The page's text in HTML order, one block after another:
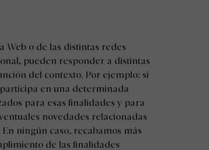
Web o de las distintas redes
pueden responder a distintas
del contexto. Por ejemplo: si
en una determinada
para esas finalidades y para
novedades relacionadas
ningún caso, recabamos más
de las finalidades